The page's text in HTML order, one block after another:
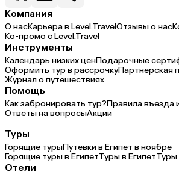
Компания
О насКарьера в Level.TravelОтзывы о нас
Ко-промо с Level.Travel
Инструменты
Календарь низких ценПодарочные
Оформить тур в рассрочкуПартнерская
Журнал о путешествиях
Помощь
Как забронировать тур?Правила въезда
Ответы на вопросыАкции
Туры
Горящие турыПутевки в Египет в ноябре
Горящие туры в ЕгипетТуры в ЕгипетТуры
Отели